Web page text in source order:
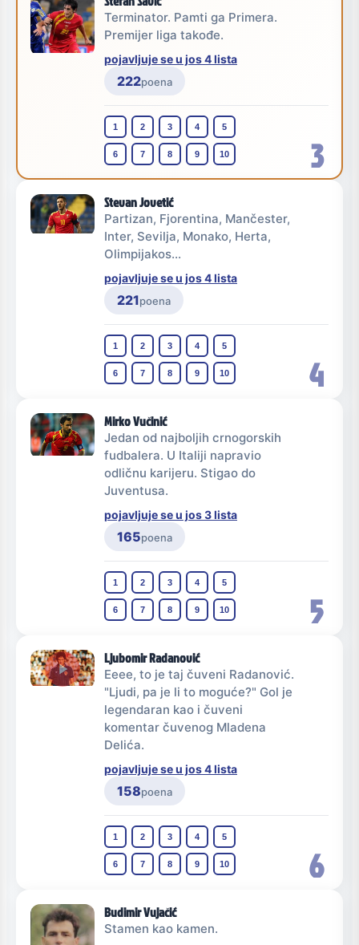
3
Terminator. Pamti ga Primera.
Premijer liga takođe.
pojavljuje se u jos 4 lista
222poena
1 2 3 4 5
6 7 8 9 10
4
Stevan Jovetić
Partizan, Fjorentina, Mančester,
Inter, Sevilja, Monako, Herta,
Olimpijakos...
pojavljuje se u jos 4 lista
221poena
1 2 3 4 5
6 7 8 9 10
5
Mirko Vučinić
Jedan od najboljih crnogorskih
fudbalera. U Italiji napravio
odličnu karijeru. Stigao do
Juventusa.
pojavljuje se u jos 3 lista
165poena
1 2 3 4 5
6 7 8 9 10
6
Ljubomir Radanović
Eeee, to je taj čuveni Radanović.
"Ljudi, pa je li to moguće?" Gol je
legendaran kao i čuveni
komentar čuvenog Mladena
Delića.
pojavljuje se u jos 4 lista
158poena
1 2 3 4 5
6 7 8 9 10
Budimir Vujačić
Stamen kao kamen.